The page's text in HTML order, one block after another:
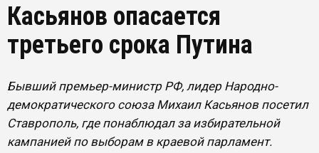
Касьянов опасается
третьего срока Путина
Бывший премьер-министр РФ, лидер Народно-
демократического союза Михаил Касьянов посетил
Ставрополь, где понаблюдал за избирательной
кампанией по выборам в краевой парламент.